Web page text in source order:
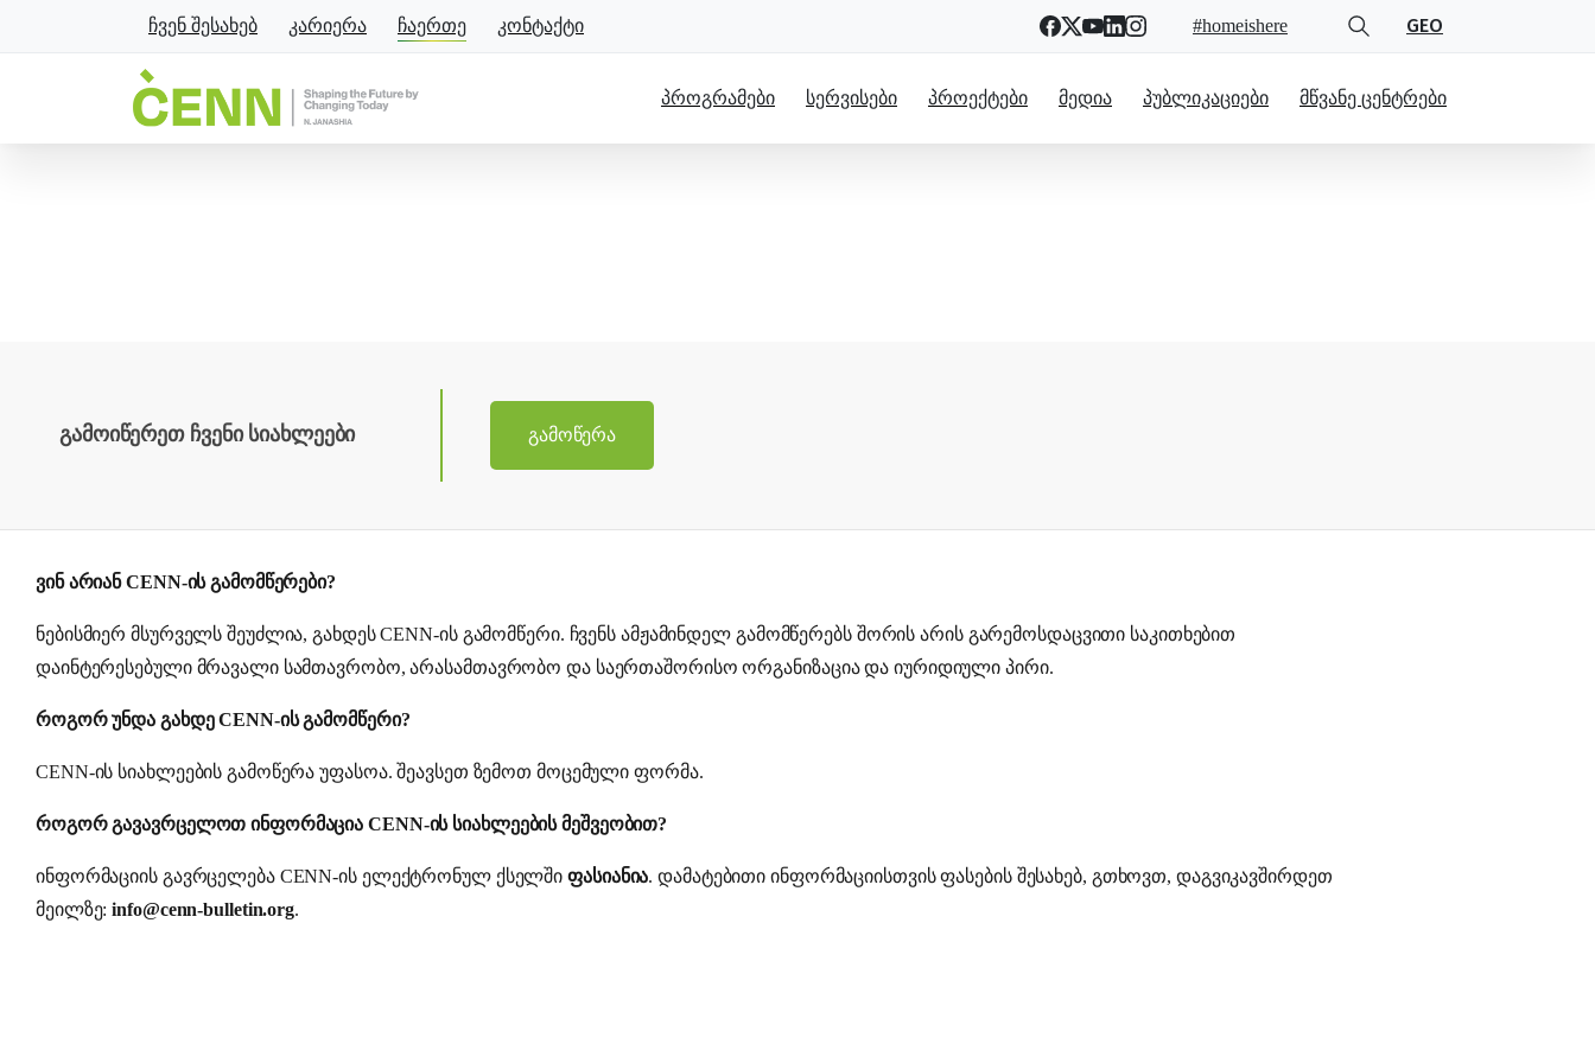
ჩვენ შესახებ კარიერა ჩაერთე კონტაქტი #homeishere GEO
ᲞᲠᲝᲒᲠᲐᲛᲔᲑᲘ ᲡᲔᲠᲕᲘᲡᲔᲑᲘ ᲞᲠᲝᲔᲥᲢᲔᲑᲘ ᲛᲔᲓᲘᲐ ᲞᲣᲑᲚᲘᲙᲐᲪᲘᲔᲑᲘ ᲛᲬᲕᲐᲜᲔ ᲪᲔᲜᲢᲠᲔᲑᲘ
გამოიწერეთ ჩვენი სიახლეები გამოწერა
ვინ არიან CENN-ის გამომწერები?
ნებისმიერ მსურველს შეუძლია, გახდეს CENN-ის გამომწერი. ჩვენს ამჟამინდელ გამომწერებს შორის არის გარემოსდაცვითი საკითხებით
დაინტერესებული მრავალი სამთავრობო, არასამთავრობო და საერთაშორისო ორგანიზაცია და იურიდიული პირი.
როგორ უნდა გახდე CENN-ის გამომწერი?
CENN-ის სიახლეების გამოწერა უფასოა. შეავსეთ ზემოთ მოცემული ფორმა.
როგორ გავავრცელოთ ინფორმაცია CENN-ის სიახლეების მეშვეობით?
ინფორმაციის გავრცელება CENN-ის ელექტრონულ ქსელშიფასიანია. დამატებითი ინფორმაციისთვის ფასების შესახებ, გთხოვთ, დაგვიკავშირდეთ
მეილზე:info@cenn-bulletin.org.